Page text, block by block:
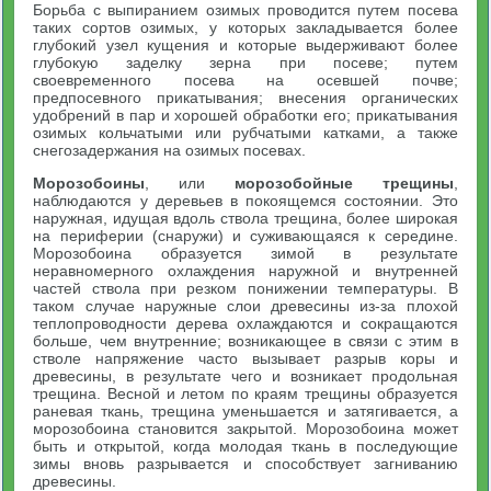
Борьба с выпиранием озимых проводится путем посева
таких сортов озимых, у которых закладывается более
глубокий узел кущения и которые выдерживают более
глубокую заделку зерна при посеве; путем
своевременного посева на осевшей почве;
предпосевного прикатывания; внесения органических
удобрений в пар и хорошей обработки его; прикатывания
озимых кольчатыми или рубчатыми катками, а также
снегозадержания на озимых посевах.
Морозобоины , или морозобойные трещины
наблюдаются у деревьев в покоящемся состоянии. Это
наружная, идущая вдоль ствола трещина, более широкая
на периферии (снаружи) и суживающаяся к середине.
Морозобоина образуется зимой в результате
неравномерного охлаждения наружной и внутренней
частей ствола при резком понижении температуры. В
таком случае наружные слои древесины из-за плохой
теплопроводности дерева охлаждаются и сокращаются
больше, чем внутренние; возникающее в связи с этим в
стволе напряжение часто вызывает разрыв коры и
древесины, в результате чего и возникает продольная
трещина. Весной и летом по краям трещины образуется
раневая ткань, трещина уменьшается и затягивается, а
морозобоина становится закрытой. Морозобоина может
быть и открытой, когда молодая ткань в последующие
зимы вновь разрывается и способствует загниванию
древесины.